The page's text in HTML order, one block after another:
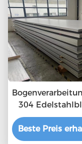
304
eingelegt
passiviert
Beste Preis